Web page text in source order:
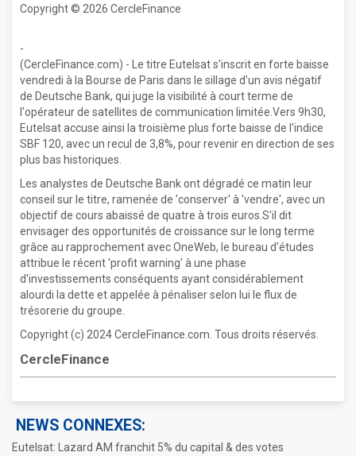
Copyright © 2026 CercleFinance
-
(CercleFinance.com) - Le titre Eutelsat s'inscrit en forte baisse
vendredi à la Bourse de Paris dans le sillage d'un avis négatif
de Deutsche Bank, qui juge la visibilité à court terme de
l'opérateur de satellites de communication limitée.Vers 9h30,
Eutelsat accuse ainsi la troisième plus forte baisse de l'indice
SBF 120, avec un recul de 3,8%, pour revenir en direction de ses
plus bas historiques.
Les analystes de Deutsche Bank ont dégradé ce matin leur
conseil sur le titre, ramenée de 'conserver' à 'vendre', avec un
objectif de cours abaissé de quatre à trois euros.S'il dit
envisager des opportunités de croissance sur le long terme
grâce au rapprochement avec OneWeb, le bureau d'études
attribue le récent 'profit warning' à une phase
d'investissements conséquents ayant considérablement
alourdi la dette et appelée à pénaliser selon lui le flux de
trésorerie du groupe.
Copyright (c) 2024 CercleFinance.com. Tous droits réservés.
CercleFinance
NEWS CONNEXES:
Eutelsat: Lazard AM franchit 5% du capital & des votes